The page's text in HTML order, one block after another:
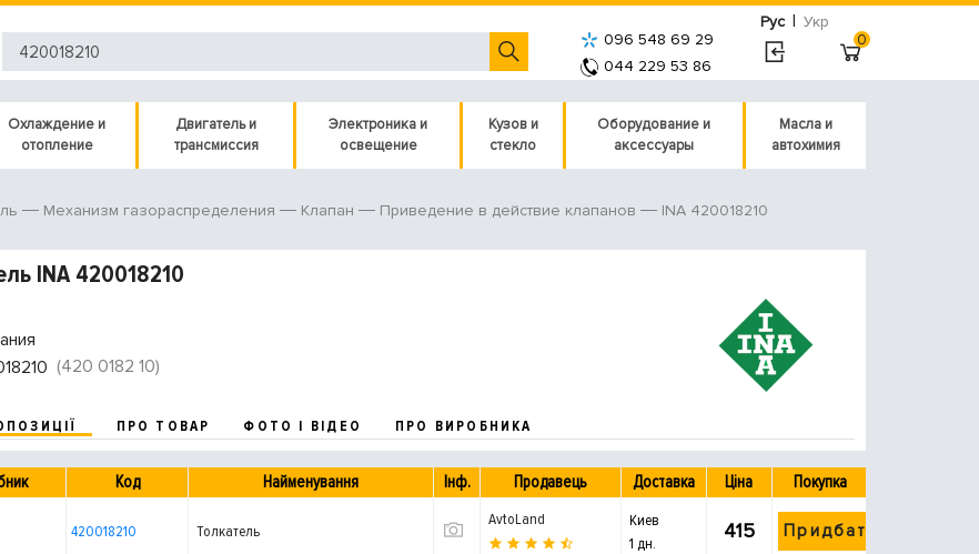
Рус | Укр
096 548 69 29
044 229 53 86
0
Охлаждение и
отопление
Двигатель и
трансмиссия
Электроника и
освещение
Кузов и
стекло
Оборудование и
аксессуары
Масла и
автохимия
Механизм газораспределения Клапан Приведение в действие клапанов INA 420018210
INA 420018210
(420 0182 10)
ПРО ТОВАР ФОТО І ВІДЕО ПРО ВИРОБНИКА
Код Найменування Інф. Продавець Доставка Ціна Покупка
420018210 Толкатель
AvtoLand
Киев
1 дн.
415 Придбати